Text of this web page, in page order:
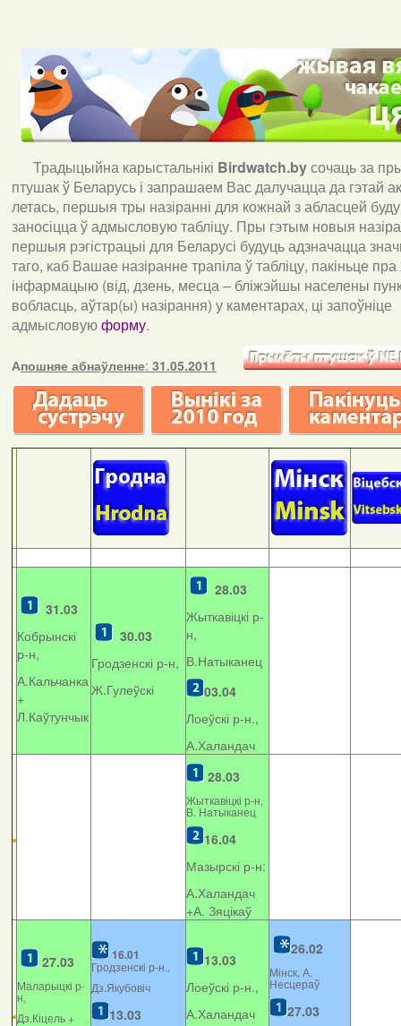
Традыцыйна карыстальнікі Birdwatch.byсочаць за
птушак ў Беларусь і запрашаем Вас далучацца да гэтай
летась, першыя тры назіранні для кожнай з абласцей
заносіцца ў адмысловую табліцу. Пры гэтым новыя
першыя рэгістрацыі для Беларусі будуць адзначацца
таго, каб Вашае назіранне трапіла ў табліцу, пакіньце пра
інфармацыю (від, дзень, месца – бліжэйшы населены
вобласць, аўтар(ы) назірання) у каментарах, ці запоўніце
адмысловуюформу.
Апошняе абнаўленне: 31.05.2011
31.03
Кобрынскі
р-н,
А.Кальчанка
+
Л.Каўтунчык
30.03
Гродзенскі р-н,
Ж.Гулеўскі
28.03
Жыткавіцкі р-
н,
В.Натыканец
03.04
Лоеўскі р-н.,
А.Халандач
28.03
Жыткавіцкі р-н,
В. Натыканец
16.04
Мазырскі р-н:
А.Халандач
+А. Зяцікаў
27.03
Маларыцкі р-
н,
Дз.Кіцель +
16.01
Гродзенскі р-н.,
Дз.Якубовіч
13.03
13.03
Лоеўскі р-н.,
А.Халандач
26.02
Мінск, А.
Несцераў
27.03